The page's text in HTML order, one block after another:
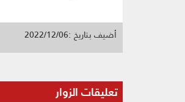
أضيف بتاريخ :2022/12/06
تعليقات الزوار